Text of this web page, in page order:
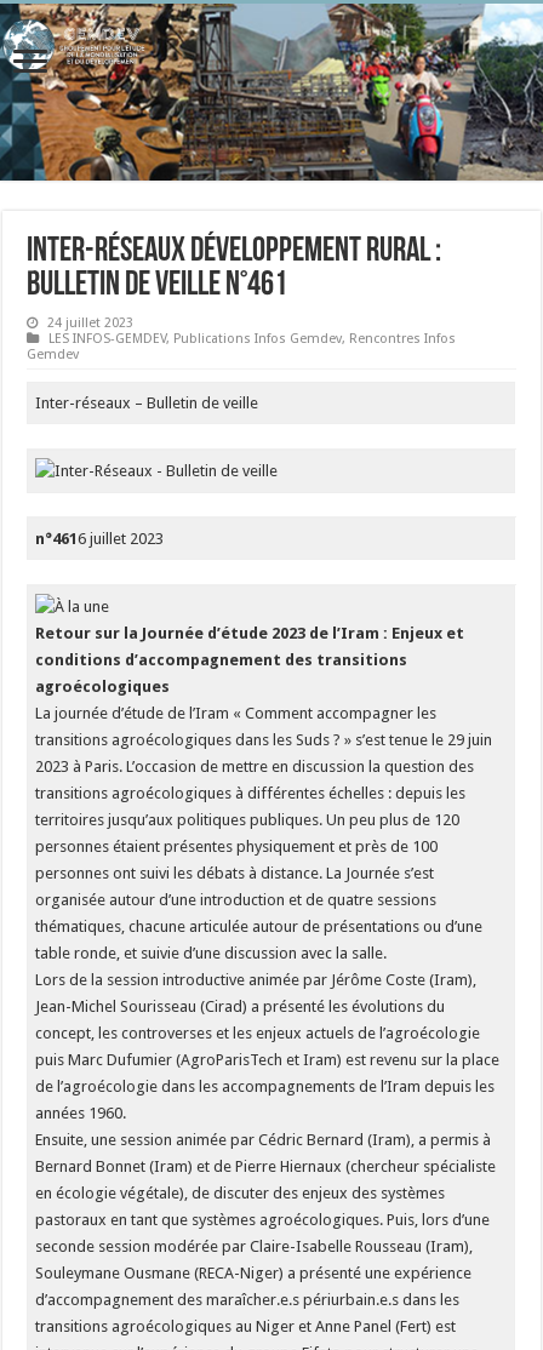
Inter-réseaux Développement rural :
Bulletin de veille n°461
24 juillet 2023
LES INFOS-GEMDEV, Publications Infos Gemdev, Rencontres Infos
Gemdev
Inter-réseaux – Bulletin de veille
n°4616 juillet 2023
Retour sur la Journée d’étude 2023 de l’Iram : Enjeux et
conditions d’accompagnement des transitions
agroécologiques
La journée d’étude de l’Iram « Comment accompagner les
transitions agroécologiques dans les Suds ? » s’est tenue le 29 juin
2023 à Paris. L’occasion de mettre en discussion la question des
transitions agroécologiques à différentes échelles : depuis les
territoires jusqu’aux politiques publiques. Un peu plus de 120
personnes étaient présentes physiquement et près de 100
personnes ont suivi les débats à distance. La Journée s’est
organisée autour d’une introduction et de quatre sessions
thématiques, chacune articulée autour de présentations ou d’une
table ronde, et suivie d’une discussion avec la salle.
Lors de la session introductive animée par Jérôme Coste (Iram),
Jean-Michel Sourisseau (Cirad) a présenté les évolutions du
concept, les controverses et les enjeux actuels de l’agroécologie
puis Marc Dufumier (AgroParisTech et Iram) est revenu sur la place
de l’agroécologie dans les accompagnements de l’Iram depuis les
années 1960.
Ensuite, une session animée par Cédric Bernard (Iram), a permis à
Bernard Bonnet (Iram) et de Pierre Hiernaux (chercheur spécialiste
en écologie végétale), de discuter des enjeux des systèmes
pastoraux en tant que systèmes agroécologiques. Puis, lors d’une
seconde session modérée par Claire-Isabelle Rousseau (Iram),
Souleymane Ousmane (RECA-Niger) a présenté une expérience
d’accompagnement des maraîcher.e.s périurbain.e.s dans les
transitions agroécologiques au Niger et Anne Panel (Fert) est